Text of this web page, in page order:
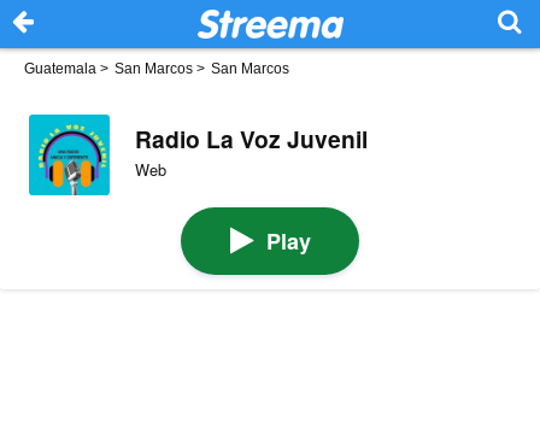
Guatemala > San Marcos > San Marcos
Radio La Voz Juvenil
Web
Play